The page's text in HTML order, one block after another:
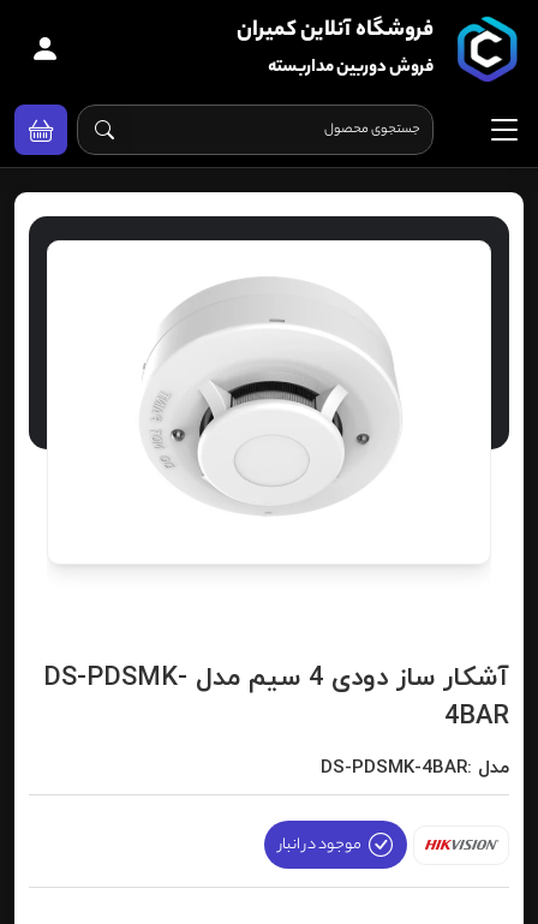
فروشگاه آنلاین کمیران
فروش دوربین مداربسته
آشکار ساز دودی 4 سیم مدل DS-PDSMK-
4BAR
مدل :DS-PDSMK-4BAR
موجود در انبار